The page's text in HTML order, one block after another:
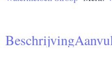
Beschrijving